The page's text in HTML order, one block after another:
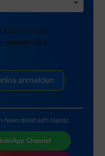
Hinweise zum
gelesen und
anmelden
News direkt auf's Handy:
Channel